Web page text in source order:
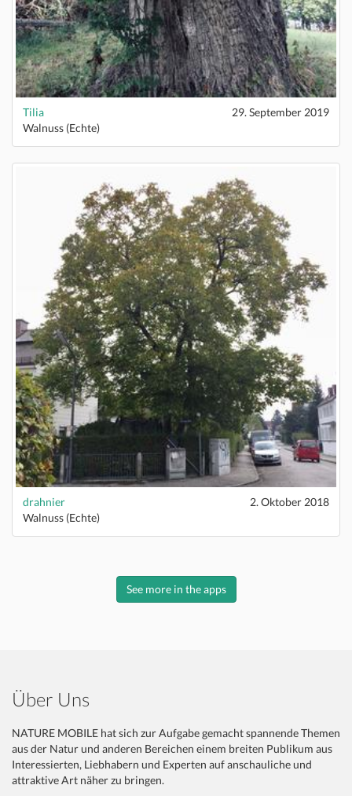
Tilia
29. September 2019
Walnuss (Echte)
drahnier
2. Oktober 2018
Walnuss (Echte)
See more in the apps
Über Uns
NATURE MOBILE hat sich zur Aufgabe gemacht spannende Themen
aus der Natur und anderen Bereichen einem breiten Publikum aus
Interessierten, Liebhabern und Experten auf anschauliche und
attraktive Art näher zu bringen.